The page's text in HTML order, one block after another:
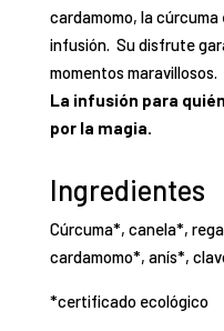
cardamomo, la
infusión. Su disfrute
momentos maravillosos.
La infusión para
por la magia.
Ingredientes
Cúrcuma*, canela*,
cardamomo*, anís*,
*certificado ecológico